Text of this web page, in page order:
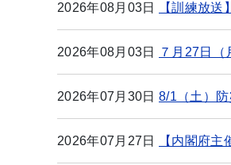
2026年08月03日 【訓練放
2026年08月03日 ７月27日
2026年07月30日 8/1（土）防
2026年07月27日 【内閣府